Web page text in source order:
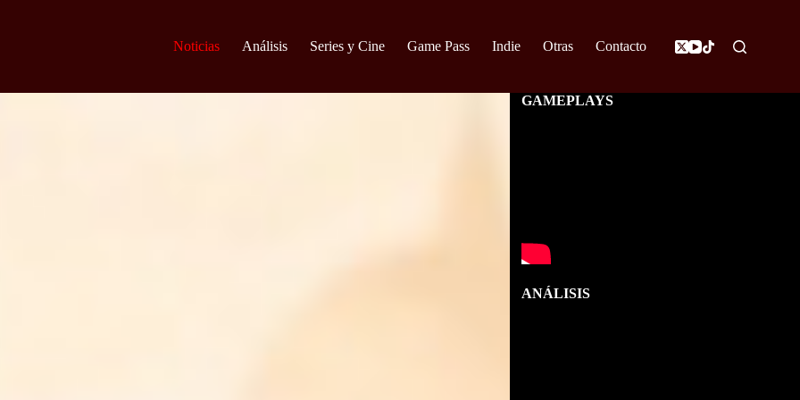
Noticias Análisis Series y Cine Game Pass Indie Otras Contacto
GAMEPLAYS
ANÁLISIS